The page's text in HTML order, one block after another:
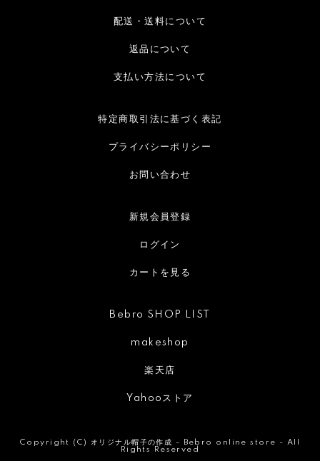
配送・送料について
返品について
支払い方法について
特定商取引法に基づく表記
プライバシーポリシー
お問い合わせ
新規会員登録
ログイン
カートを見る
Bebro SHOP LIST
makeshop
楽天店
Yahooストア
Copyright (C)オリジナル帽子の作成 - Bebro online store - All
Rights Reserved